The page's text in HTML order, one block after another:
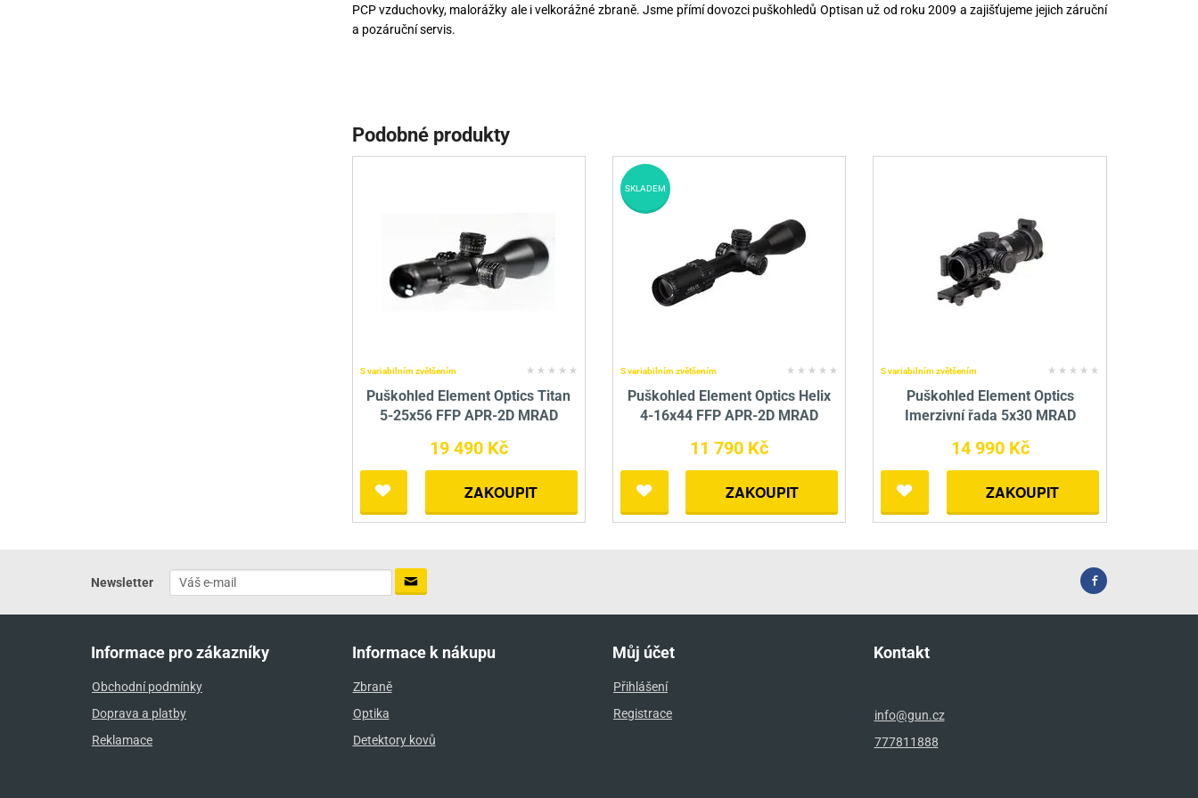
PCP vzduchovky, malorážky ale i velkorážné zbraně. Jsme přímí dovozci puškohledů Optisan už od roku 2009 a zajišťujeme jejich záruční
a pozáruční servis.
Podobné produkty
S variabilním zvětšením
Puškohled Element Optics Titan
5-25x56 FFP APR-2D MRAD
19 490 Kč
ZAKOUPIT
S variabilním zvětšením
Puškohled Element Optics Helix
4-16x44 FFP APR-2D MRAD
11 790 Kč
ZAKOUPIT
SKLADEM
S variabilním zvětšením
Puškohled Element Optics
Imerzivní řada 5x30 MRAD
14 990 Kč
ZAKOUPIT
Newsletter
Informace pro zákazníky
Obchodní podmínky
Doprava a platby
Reklamace
Informace k nákupu
Zbraně
Optika
Detektory kovů
Můj účet
Přihlášení
Registrace
Kontakt
info@gun.cz
777811888